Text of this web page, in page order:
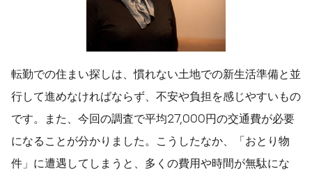
転勤での住まい探しは、慣れない土地での新生活準備と並
行して進めなければならず、不安や負担を感じやすいもの
です。また、今回の調査で平均27,000円の交通費が必要
になることが分かりました。こうしたなか、「おとり物
件」に遭遇してしまうと、多くの費用や時間が無駄にな